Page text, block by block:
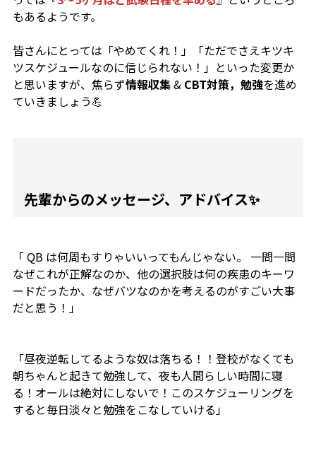
もあるようです。
皆さんにとっては 「やめてくれ！」「ただでさえキツキ
ツスケジュールなのに信じられない！」 といった変更か
と思いますが、焦らず情報収集& CBT対策，勉強を進め
ていきましょう💪
先輩からのメッセージ、アドバイス✨
「 QB は何周もすりゃいいってもんじゃない。 一問一問
なぜこれが正解なのか、他の選択肢は何の疾患のキーワ
ードだったか、なぜバツなのかを考えるのがすごい大事
だと思う！」
「昼夜逆転してるような奴は落ちる！！登校がなくても
朝ちゃんと起きて勉強して、夜も人間らしい時間に寝
る！オールは絶対にしないで！このスケジューリングを
すると毎日淡々と勉強をこなしていける」